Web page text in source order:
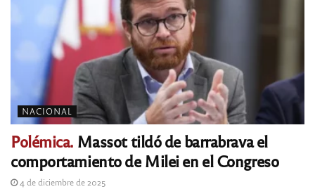
NACIONAL
Polémica. Massot tildó de barrabrava el
comportamiento de Milei en el Congreso
4 de diciembre de 2025